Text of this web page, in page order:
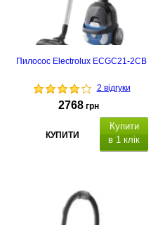
Пилосос Electrolux ECGC21-2CB
2 відгуки
2768 грн
КУПИТИ
Купити
в 1 клік